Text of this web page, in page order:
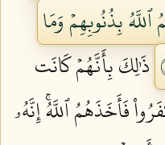
بِذُنُوبِهِمۡ وَمَا
ذَٰلِكَ بِأَنَّهُمۡ كَانَت
فَأَخَذَهُمُ ٱللَّهُۚ إِنَّهُۥ